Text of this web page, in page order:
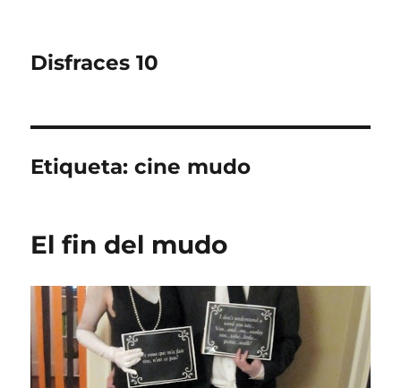
Disfraces 10
Etiqueta:cine mudo
El fin del mudo